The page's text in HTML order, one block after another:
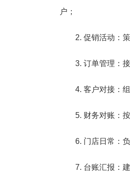
户；
2. 促销活动：
3. 订单管理：
4. 客户对接：
5. 财务对账：
6. 门店日常：
7. 台账汇报：